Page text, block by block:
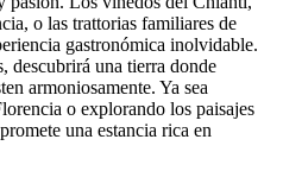
o las trattorias familiares de
gastronómica inolvidable.
descubrirá una tierra donde
armoniosamente. Ya sea
o explorando los paisajes
una estancia rica en